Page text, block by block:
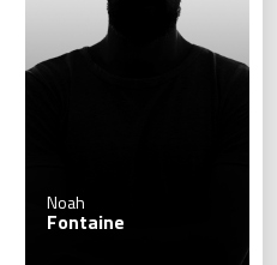
Noah
Fontaine